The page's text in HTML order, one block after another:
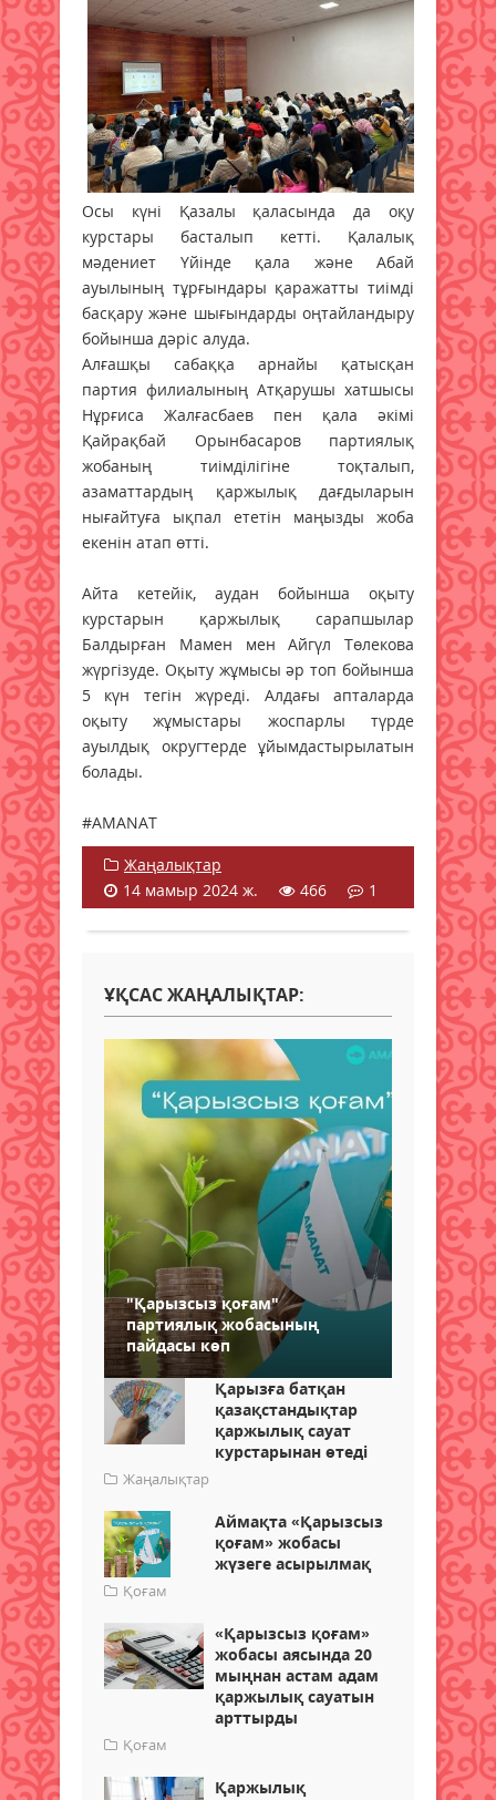
Осы күні Қазалы қаласында да оқу
курстары басталып кетті. Қалалық
мәдениет Үйінде қала және Абай
ауылының тұрғындары қаражатты тиімді
басқару және шығындарды оңтайландыру
бойынша дәріс алуда.
Алғашқы сабаққа арнайы қатысқан
партия филиалының Атқарушы хатшысы
Нұрғиса Жалғасбаев пен қала әкімі
Қайрақбай Орынбасаров партиялық
жобаның тиімділігіне тоқталып,
азаматтардың қаржылық дағдыларын
нығайтуға ықпал ететін маңызды жоба
екенін атап өтті.
Айта кетейік, аудан бойынша оқыту
курстарын қаржылық сарапшылар
Балдырған Мамен мен Айгүл Төлекова
жүргізуде. Оқыту жұмысы әр топ бойынша
5 күн тегін жүреді. Алдағы апталарда
оқыту жұмыстары жоспарлы түрде
ауылдық округтерде ұйымдастырылатын
болады.
#AMANAT
Жаңалықтар
14 мамыр 2024 ж.
466 1
ҰҚСАС ЖАҢАЛЫҚТАР:
"Қарызсыз қоғам"
партиялық жобасының
пайдасы көп
Қарызға батқан
қазақстандықтар
қаржылық сауат
курстарынан өтеді
Жаңалықтар
Аймақта «Қарызсыз
қоғам» жобасы
жүзеге асырылмақ
Қоғам
«Қарызсыз қоғам»
жобасы аясында 20
мыңнан астам адам
қаржылық сауатын
арттырды
Қоғам
Қаржылық